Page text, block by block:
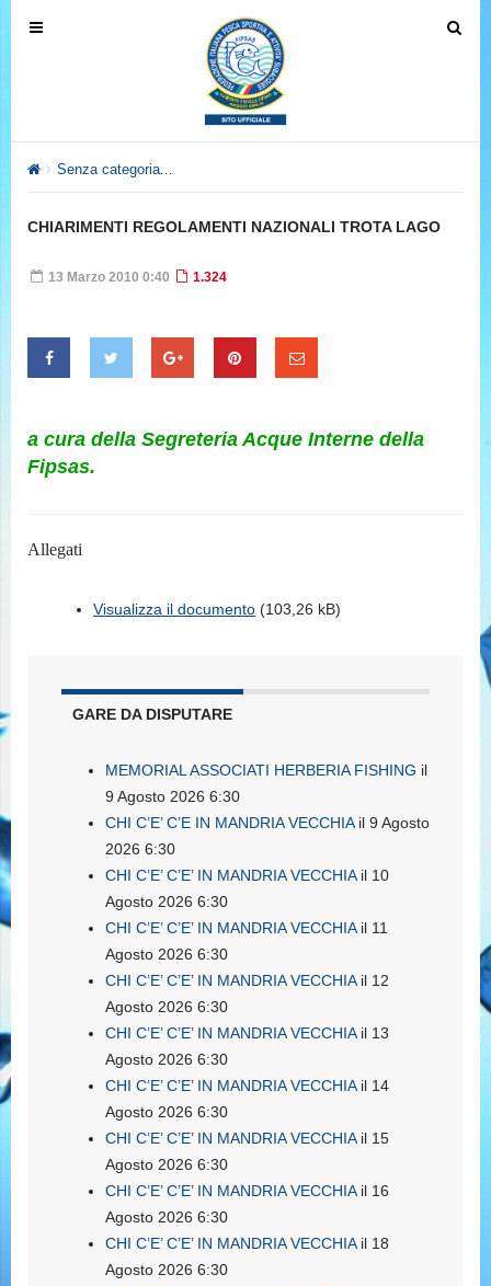
T
v
t
T
Senza categoria
CHIARIMENTI REGOLAMENTI NAZIONALI TROTA LAGO
13 Marzo 2010 0:40 1.324
a cura della Segreteria Acque Interne della
Fipsas.
Allegati
Visualizza il documento (103,26 kB)
GARE DA DISPUTARE
MEMORIAL ASSOCIATI HERBERIA FISHING il
9 Agosto 2026 6:30
CHI C’E’ C’E IN MANDRIA VECCHIAil 9 Agosto
2026 6:30
CHI C’E’ C’E’ IN MANDRIA VECCHIAil 10
Agosto 2026 6:30
CHI C’E’ C’E’ IN MANDRIA VECCHIAil 11
Agosto 2026 6:30
CHI C’E’ C’E’ IN MANDRIA VECCHIAil 12
Agosto 2026 6:30
CHI C’E’ C’E’ IN MANDRIA VECCHIAil 13
Agosto 2026 6:30
CHI C’E’ C’E’ IN MANDRIA VECCHIAil 14
Agosto 2026 6:30
CHI C’E’ C’E’ IN MANDRIA VECCHIAil 15
Agosto 2026 6:30
CHI C’E’ C’E’ IN MANDRIA VECCHIAil 16
Agosto 2026 6:30
CHI C’E’ C’E’ IN MANDRIA VECCHIAil 18
Agosto 2026 6:30